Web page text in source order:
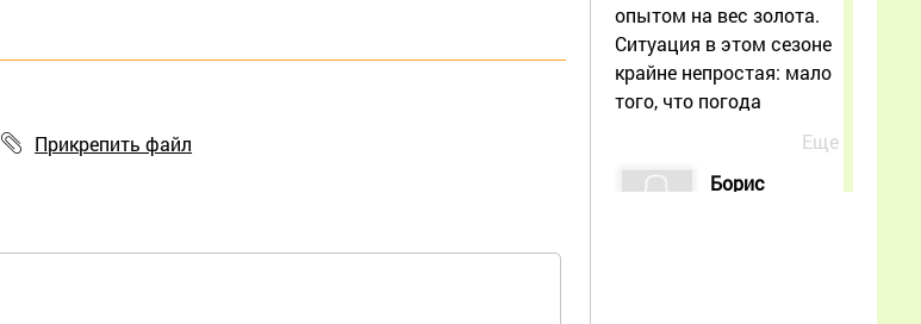
Прикрепить файл
опытом на вес золота.
Ситуация в этом сезоне
крайне непростая: мало
того, что погода
Еще
Борис